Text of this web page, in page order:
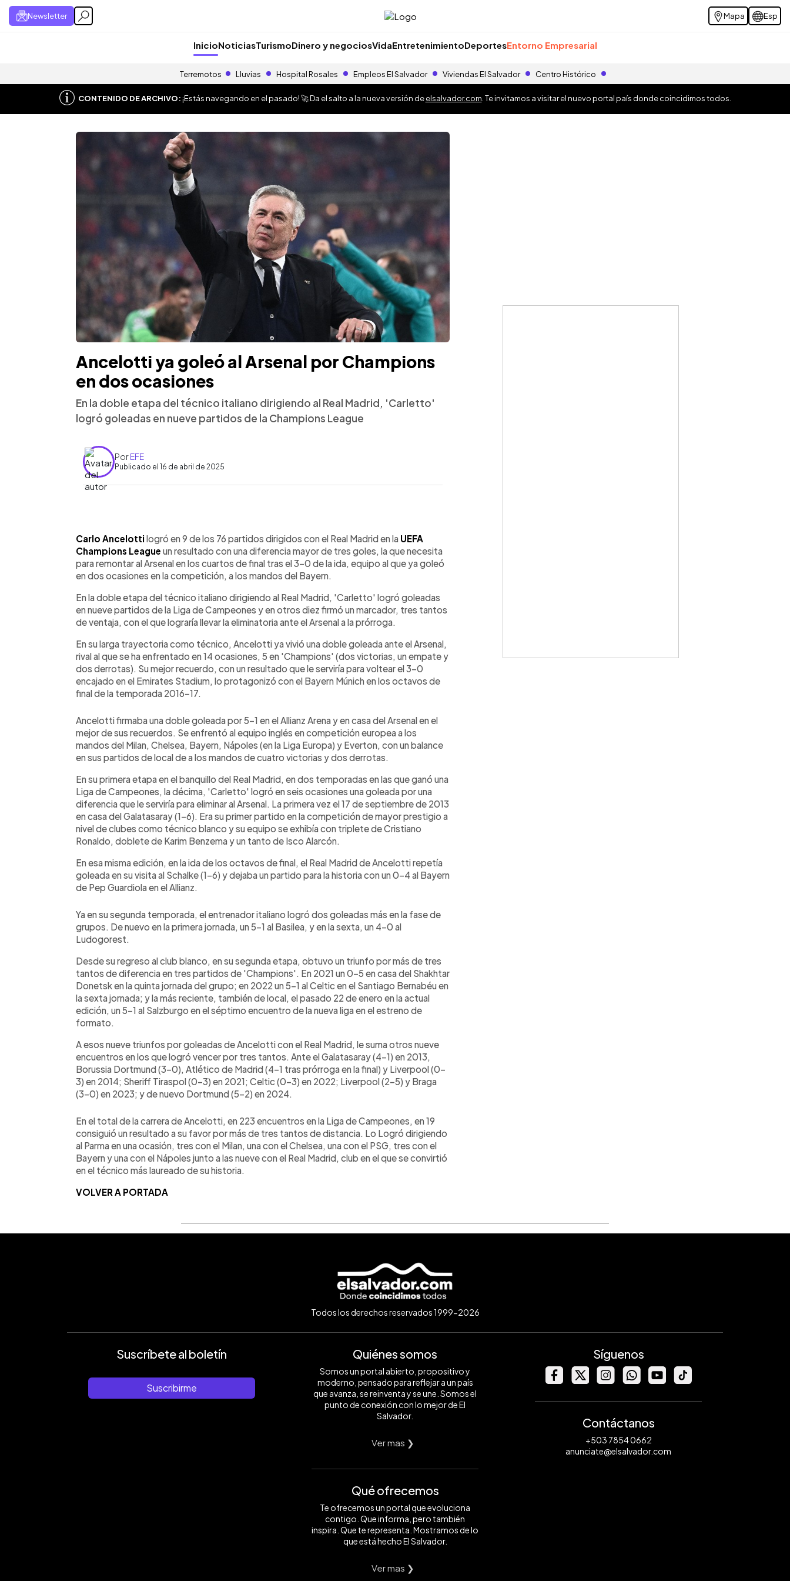
Newsletter Mapa Esp
InicioNoticiasTurismoDinero y negociosVidaEntretenimientoDeportesEntorno Empresarial
Terremotos Lluvias Hospital Rosales Empleos El Salvador Viviendas El Salvador Centro Histórico
CONTENIDO DE ARCHIVO:¡Estás navegando en el pasado! 🚀 Da el salto a la nueva versión deelsalvador.com . Te invitamos a visitar el nuevo portal país donde coincidimos todos.
Ancelotti ya goleó al Arsenal por Champions
en dos ocasiones
En la doble etapa del técnico italiano dirigiendo al Real Madrid, 'Carletto'
logró goleadas en nueve partidos de la Champions League
PorEFE
Publicado el 16 de abril de 2025
Escuchar artículo
Carlo Ancelotti logró en 9 de los 76 partidos dirigidos con el Real Madrid en la UEFA
Champions League un resultado con una diferencia mayor de tres goles, la que necesita
para remontar al Arsenal en los cuartos de final tras el 3-0 de la ida, equipo al que ya goleó
en dos ocasiones en la competición, a los mandos del Bayern.
En la doble etapa del técnico italiano dirigiendo al Real Madrid, 'Carletto' logró goleadas
en nueve partidos de la Liga de Campeones y en otros diez firmó un marcador, tres tantos
de ventaja, con el que lograría llevar la eliminatoria ante el Arsenal a la prórroga.
En su larga trayectoria como técnico, Ancelotti ya vivió una doble goleada ante el Arsenal,
rival al que se ha enfrentado en 14 ocasiones, 5 en 'Champions' (dos victorias, un empate y
dos derrotas). Su mejor recuerdo, con un resultado que le serviría para voltear el 3-0
encajado en el Emirates Stadium, lo protagonizó con el Bayern Múnich en los octavos de
final de la temporada 2016-17.
Ancelotti firmaba una doble goleada por 5-1 en el Allianz Arena y en casa del Arsenal en el
mejor de sus recuerdos. Se enfrentó al equipo inglés en competición europea a los
mandos del Milan, Chelsea, Bayern, Nápoles (en la Liga Europa) y Everton, con un balance
en sus partidos de local de a los mandos de cuatro victorias y dos derrotas.
En su primera etapa en el banquillo del Real Madrid, en dos temporadas en las que ganó una
Liga de Campeones, la décima, 'Carletto' logró en seis ocasiones una goleada por una
diferencia que le serviría para eliminar al Arsenal. La primera vez el 17 de septiembre de 2013
en casa del Galatasaray (1-6). Era su primer partido en la competición de mayor prestigio a
nivel de clubes como técnico blanco y su equipo se exhibía con triplete de Cristiano
Ronaldo, doblete de Karim Benzema y un tanto de Isco Alarcón.
En esa misma edición, en la ida de los octavos de final, el Real Madrid de Ancelotti repetía
goleada en su visita al Schalke (1-6) y dejaba un partido para la historia con un 0-4 al Bayern
de Pep Guardiola en el Allianz.
Ya en su segunda temporada, el entrenador italiano logró dos goleadas más en la fase de
grupos. De nuevo en la primera jornada, un 5-1 al Basilea, y en la sexta, un 4-0 al
Ludogorest.
Desde su regreso al club blanco, en su segunda etapa, obtuvo un triunfo por más de tres
tantos de diferencia en tres partidos de 'Champions'. En 2021 un 0-5 en casa del Shakhtar
Donetsk en la quinta jornada del grupo; en 2022 un 5-1 al Celtic en el Santiago Bernabéu en
la sexta jornada; y la más reciente, también de local, el pasado 22 de enero en la actual
edición, un 5-1 al Salzburgo en el séptimo encuentro de la nueva liga en el estreno de
formato.
A esos nueve triunfos por goleadas de Ancelotti con el Real Madrid, le suma otros nueve
encuentros en los que logró vencer por tres tantos. Ante el Galatasaray (4-1) en 2013,
Borussia Dortmund (3-0), Atlético de Madrid (4-1 tras prórroga en la final) y Liverpool (0-
3) en 2014; Sheriff Tiraspol (0-3) en 2021; Celtic (0-3) en 2022; Liverpool (2-5) y Braga
(3-0) en 2023; y de nuevo Dortmund (5-2) en 2024.
En el total de la carrera de Ancelotti, en 223 encuentros en la Liga de Campeones, en 19
consiguió un resultado a su favor por más de tres tantos de distancia. Lo Logró dirigiendo
al Parma en una ocasión, tres con el Milan, una con el Chelsea, una con el PSG, tres con el
Bayern y una con el Nápoles junto a las nueve con el Real Madrid, club en el que se convirtió
en el técnico más laureado de su historia.
VOLVER A PORTADA
Todos los derechos reservados 1999-2026
Suscríbete al boletín
Suscribirme
Quiénes somos
Somos un portal abierto, propositivo y
moderno, pensado para reflejar a un país
que avanza, se reinventa y se une. Somos el
punto de conexión con lo mejor de El
Salvador.
Ver mas ❯
Qué ofrecemos
Te ofrecemos un portal que evoluciona
contigo. Que informa, pero también
inspira. Que te representa. Mostramos de lo
que está hecho El Salvador.
Ver mas ❯
Síguenos
Contáctanos
+503 7854 0662
anunciate@elsalvador.com